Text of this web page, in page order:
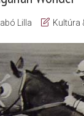
Lilla Kultúra